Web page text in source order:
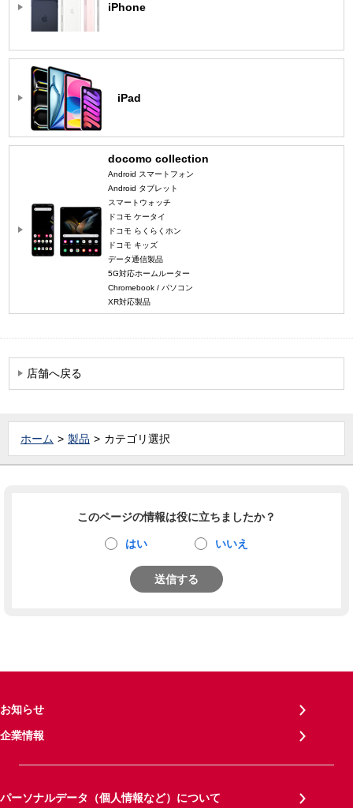
iPhone
iPad
docomo collection
Android スマートフォン
Android タブレット
スマートウォッチ
ドコモ ケータイ
ドコモ らくらくホン
ドコモ キッズ
データ通信製品
5G対応ホームルーター
Chromebook / パソコン
XR対応製品
店舗へ戻る
ホーム 製品 カテゴリ選択
このページの情報は役に立ちましたか？
はい いいえ
送信する
お知らせ
企業情報
パーソナルデータ（個人情報など）について